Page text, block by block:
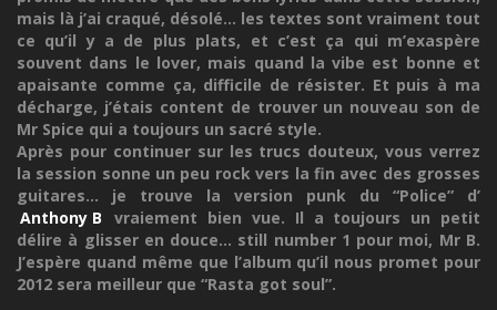
mais là j’ai craqué, désolé... les textes sont vraiment tout
ce qu’il y a de plus plats, et c’est ça qui m’exaspère
souvent dans le lover, mais quand la vibe est bonne et
apaisante comme ça, difficile de résister. Et puis à ma
décharge, j’étais content de trouver un nouveau son de
Mr Spice qui a toujours un sacré style.
Après pour continuer sur les trucs douteux, vous verrez
la session sonne un peu rock vers la fin avec des grosses
guitares... je trouve la version punk du “Police” d’
Anthony B
vraiement bien vue. Il a toujours un petit
délire à glisser en douce... still number 1 pour moi, Mr B.
J’espère quand même que l’album qu’il nous promet pour
2012 sera meilleur que “Rasta got soul”.